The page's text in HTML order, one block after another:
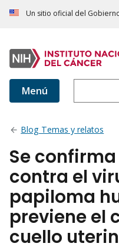
Un sitio oficial del
Menú
Blog Temas y relatos
Se
contra el
papiloma
previene el
cuello